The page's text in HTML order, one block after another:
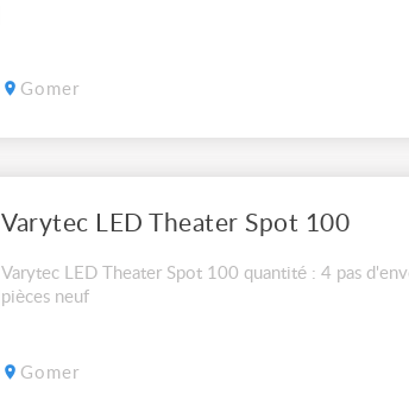
Gomer
Varytec LED Theater Spot 100
Varytec LED Theater Spot 100 quantité : 4 pas
pièces neuf
Gomer